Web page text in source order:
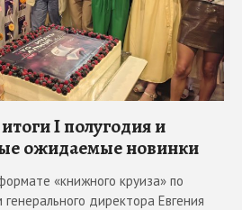
I полугодия и
ожидаемые новинки
«книжного круиза» по
директора Евгения